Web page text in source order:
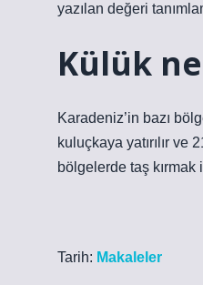
yazılan değeri
Külük
Karadeniz’in bazı
kuluçkaya yatırılır ve
bölgelerde taş
Tarih: Makaleler